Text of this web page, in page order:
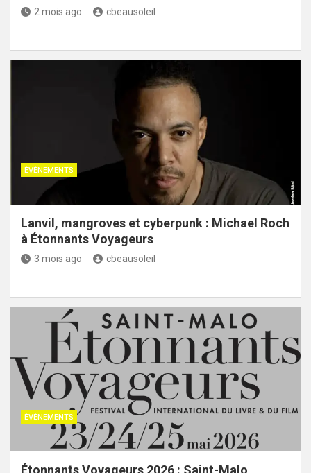
2 mois ago cbeausoleil
ÉVÉNEMENTS
Lanvil, mangroves et cyberpunk : Michael Roch
à Étonnants Voyageurs
3 mois ago cbeausoleil
ÉVÉNEMENTS
Étonnants Voyageurs 2026 : Saint-Malo